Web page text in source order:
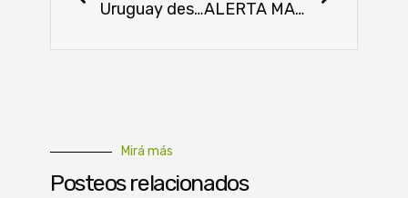
Uruguay desarrolla vacuna innovadora contra la garrapata del ganado con un 90 % de efectividad ALERTA MAXIMA: Brasil confirma Gripe Aviar
Mirá más
Posteos relacionados